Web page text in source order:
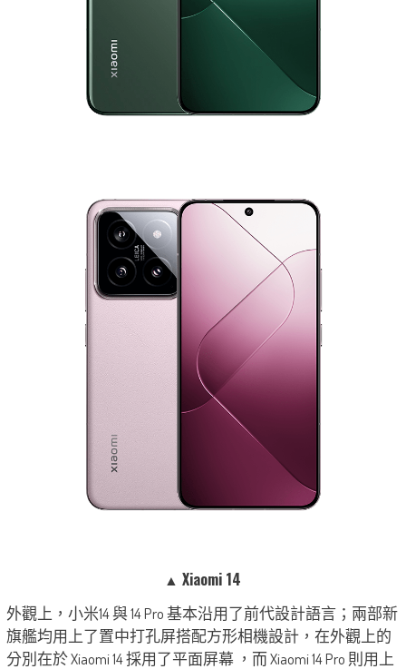
▲ Xiaomi 14
外觀上，小米14 與 14 Pro 基本沿用了前代設計語言；兩部新
旗艦均用上了置中打孔屏搭配方形相機設計，在外觀上的
分別在於 Xiaomi 14 採用了平面屏幕 ，而 Xiaomi 14 Pro 則用上